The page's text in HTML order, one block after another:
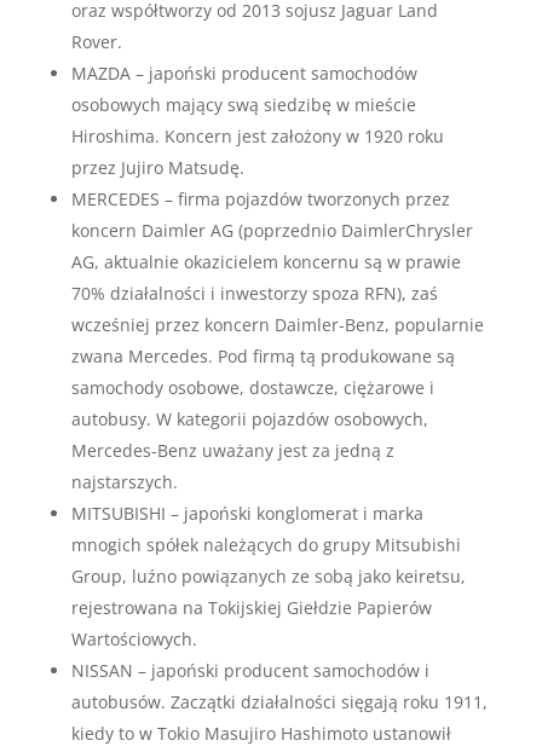
oraz współtworzy od 2013 sojusz Jaguar Land
Rover.
MAZDA – japoński producent samochodów
osobowych mający swą siedzibę w mieście
Hiroshima. Koncern jest założony w 1920 roku
przez Jujiro Matsudę.
MERCEDES – firma pojazdów tworzonych przez
koncern Daimler AG (poprzednio DaimlerChrysler
AG, aktualnie okazicielem koncernu są w prawie
70% działalności i inwestorzy spoza RFN), zaś
wcześniej przez koncern Daimler-Benz, popularnie
zwana Mercedes. Pod firmą tą produkowane są
samochody osobowe, dostawcze, ciężarowe i
autobusy. W kategorii pojazdów osobowych,
Mercedes-Benz uważany jest za jedną z
najstarszych.
MITSUBISHI – japoński konglomerat i marka
mnogich spółek należących do grupy Mitsubishi
Group, luźno powiązanych ze sobą jako keiretsu,
rejestrowana na Tokijskiej Giełdzie Papierów
Wartościowych.
NISSAN – japoński producent samochodów i
autobusów. Zaczątki działalności sięgają roku 1911,
kiedy to w Tokio Masujiro Hashimoto ustanowił